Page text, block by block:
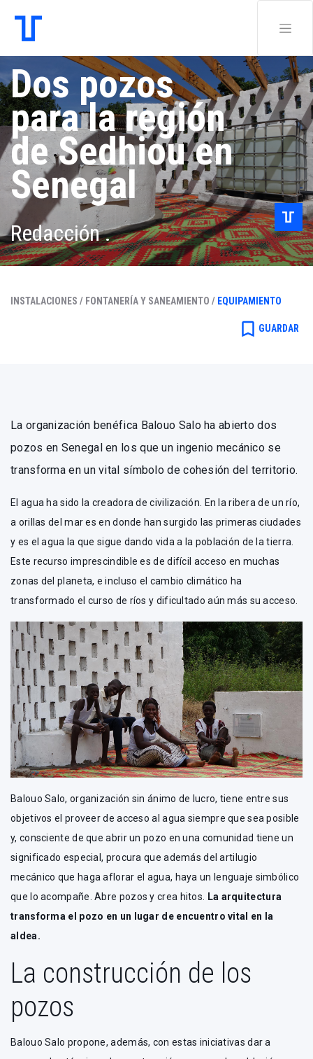
Dos pozos
para la región
de Sedhiou en
Senegal
Redacción .
INSTALACIONES / FONTANERÍA Y SANEAMIENTO / EQUIPAMIENTO
bookmark_border GUARDAR
La organización benéfica Balouo Salo ha abierto dos
pozos en Senegal en los que un ingenio mecánico se
transforma en un vital símbolo de cohesión del territorio.
El agua ha sido la creadora de civilización. En la ribera de un río,
a orillas del mar es en donde han surgido las primeras ciudades
y es el agua la que sigue dando vida a la población de la tierra.
Este recurso imprescindible es de difícil acceso en muchas
zonas del planeta, e incluso el cambio climático ha
transformado el curso de ríos y dificultado aún más su acceso.
Balouo Salo, organización sin ánimo de lucro, tiene entre sus
objetivos el proveer de acceso al agua siempre que sea posible
y, consciente de que abrir un pozo en una comunidad tiene un
significado especial, procura que además del artilugio
mecánico que haga aflorar el agua, haya un lenguaje simbólico
que lo acompañe. Abre pozos y crea hitos.
La arquitectura
transforma el pozo en un lugar de encuentro vital en la
aldea.
La construcción de los
pozos
Balouo Salo propone, además, con estas iniciativas dar a